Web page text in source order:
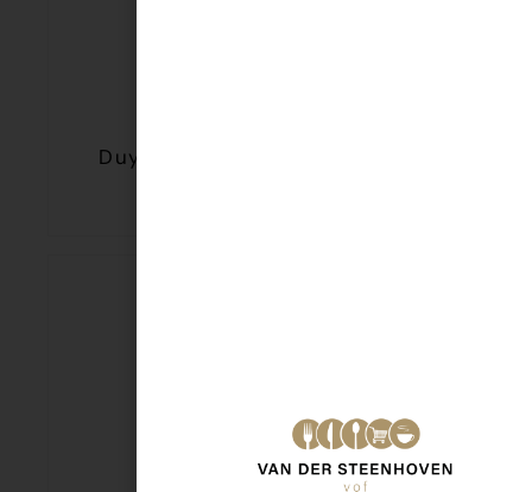
Duyvis Oven R. Cashews 125gr